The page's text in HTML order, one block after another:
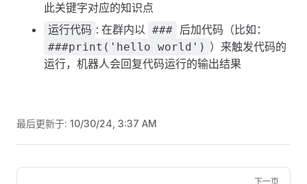
此关键字对应的知识点
运行代码 : 在群内以 ### 后加代码（比如：
###print('hello world') ）来触发代码的
运行，机器人会回复代码运行的输出结果
最后更新于: 10/30/24, 3:37 AM
Pager
下一页